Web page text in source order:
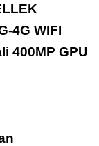
4G WIFI
400MP GPU